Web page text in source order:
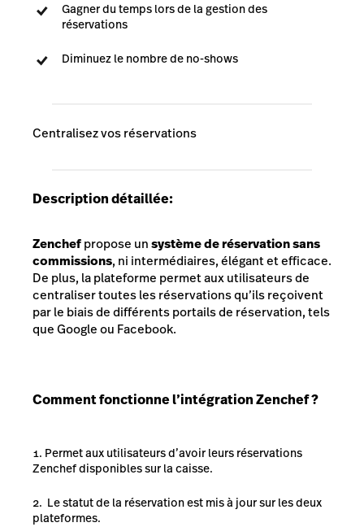
Gagner du temps lors de la gestion des
réservations
Diminuez le nombre de no-shows
Centralisez vos réservations
Description détaillée:
Zenchefpropose unsystème de réservation sans
commissions, ni intermédiaires, élégant et efficace.
De plus, la plateforme permet aux utilisateurs de
centraliser toutes les réservations qu’ils reçoivent
par le biais de différents portails de réservation, tels
que Google ou Facebook.
Comment fonctionne l’intégration Zenchef ?
Permet aux utilisateurs d’avoir leurs réservations
Zenchef disponibles sur la caisse.
Le statut de la réservation est mis à jour sur les deux
plateformes.